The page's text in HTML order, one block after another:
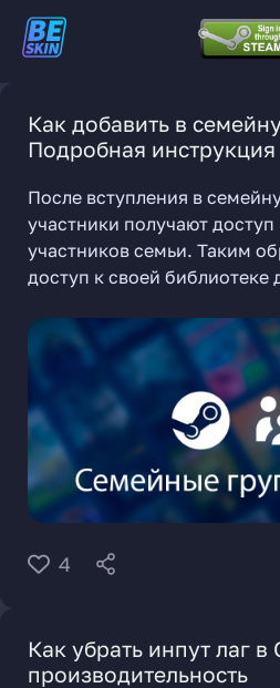
Как добавить в
Подробная инструкция
После вступления в
участники получают доступ
участников семьи. Таким
доступ к своей библиотеке
4
Как убрать инпут лаг в
производительность